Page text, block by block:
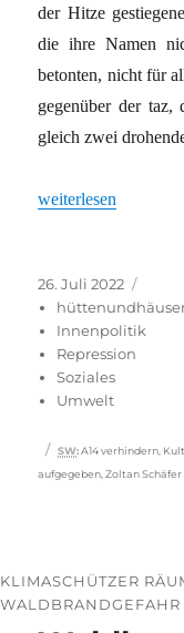
der Hitze
die ihre Namen
betonten, nicht für
gegenüber der taz,
gleich zwei
„Protestlager gegen
weiterlesen
Veröffentlicht
am
26. Juli 2022
Innenpolitik
Repression
Soziales
Umwelt
Schlagwörter
SW: A14 verhindern
aufgegeben ,Zoltan Schäfer
KLIMASCHÜTZER
WALDBRANDGEFAHR